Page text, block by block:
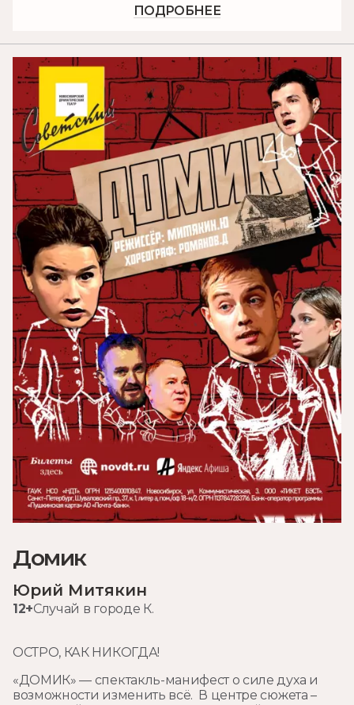
ПОДРОБНЕЕ
Домик
Юрий Митякин
12+Случай в городе К.
ОСТРО, КАК НИКОГДА!
«ДОМИК» — спектакль-манифест о силе духа и
возможности изменить всё. В центре сюжета –